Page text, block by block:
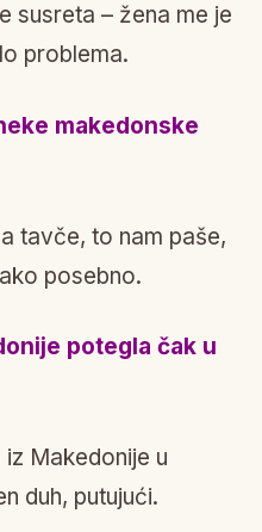
susreta – žena me je
problema.
makedonske
tavče, to nam paše,
posebno.
potegla čak u
Makedonije u
duh, putujući.